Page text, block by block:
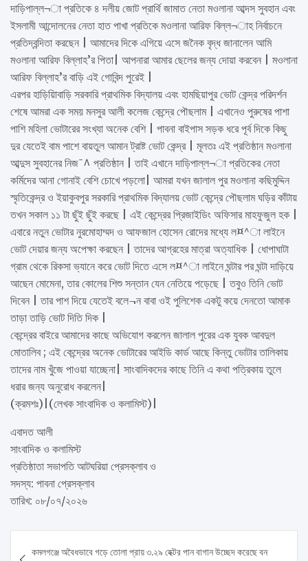
দাড়িপাল্ল¬া প্রতিকে ৪ দলীয় জোট প্রার্থি জামাত নেতা মওলানা আব্দস সুবহান এবং
ইসলামী আন্দোলনের নেতা হাত পাখা প্রতিকে মওলানা আরিফ বিল্ল¬াহ নির্বাচনে
প্রতিদ্বন্দিতা করছেন | আমাদের দিকে এগিয়ে এসে জনৈক বৃদ্ধ জানালেন আমি
মওলানা আরিফ বিল্লাহ’র পিতা| আপনারা আমার ছেলের জন্য দোয়া করবেন | মওলানা
আরিফ বিল্লাহ’র বাড়ি এই গোবিন্দ পুরেই |
এরপর হাড়িয়িাবাড়ি সরকারি প্রাথমিক বিদ্যালয় এবং হামছিয়াপুর ভোট কেন্দ্র পরিদর্শন
শেষে আমরা এক সময় মনসুর আলী কলেজ কেন্দ্রে পৌছলাম | এখানেও পুরুষের পাশা
পাশি মহিলা ভোটারের সংখ্যা অনেক বেশি | পাবনা বাইপাস সড়ক ধরে পূর্ব দিকে কিছু
দুর যেতেই বাম পাশে বায়তুল আমান ট্রাষ্ট ভোট কেন্দ্র | মূলতঃ এই প্রতিষ্ঠান মওলানা
আব্দুস সুবহানের নিজ¯^ প্রতিষ্ঠান | তাই এখানে দাড়িপাল্ল¬া প্রতিকের নেতা
কর্মিদের আনা গোনাই বেশি চোখে পড়লো| আমরা যখন জালাল পুর মওলানা কছিমুদ্দিন
স্মৃতিকেন্দ্র ও ইয়াকুবপুর সরকারি প্রাথমিক বিদ্যালয় ভোট কেন্দ্রে পৌছলাম ঘড়ির কাঁটায়
তখন সকাল ১১ টা ছুঁই ছুঁই করছে | এই কেন্দ্রের প্রিজাইডিং অফিসার মাহফুজুল হক |
এবারে নতুন ভোটার নুরমোহাম্মদ ও আফজাল হোসেন রোদের মধ্যে ল¤^া লাইনে
ভোট দেয়ার জন্য অপেক্ষা করছেন | তাদের আগ্রহের মাত্রা অত্যাধিক | ধোপাঘাটা
গ্রাম থেকে রিকসা ভ্যানে করে ভোট দিতে এসে ল¤^া লাইনে ঘন্টার পর ঘন্টা দাড়িয়ে
আছেন মোমেনা, তার কোলের শিশু সন্তান যেন নেতিয়ে পড়েছে | তবুও তিনি ভোট
দিবেন | তার পাশ দিয়ে যেতেই বলে¬ন বাবা ওই পুলিশেক একটু কয়ে দেনতো আমাক
তাড়া তাড়ি ভোট দিতি দিক |
কেন্দ্রের বাইরে আমাদের কাছে অভিযোগ করলেন জালাল পুরের এক যুবক আবদুল
মোতালিব ; এই কেন্দ্রের অনেক ভোটারের আইডি কার্ড আছে কিন্তু ভোটার তালিকায়
তাদের নাম খুঁজে পাওয়া যাচ্ছেনা| সাংবাদিকদের কাছে তিনি এ কথা পত্রিকায় তুলে
ধরার জন্য অনুরোধ করলেন|
(ক্রমশঃ)|(লেখক সাংবাদিক ও কলামিস্ট)|
এবাদত আলী
সাংবাদিক ও কলামিস্ট
প্রতিষ্ঠাতা সভাপতি আটঘরিয়া প্রেসক্লাব ও
সদস্য: পাবনা প্রেসক্লাব
তারিখ: ০৮/০৭/২০২৬
কমলগঞ্জে অবৈধভাবে গড়ে তোলা প্রায় ৩.২৯ হেক্টর পান বাগান উচ্ছেদ করেছে বন